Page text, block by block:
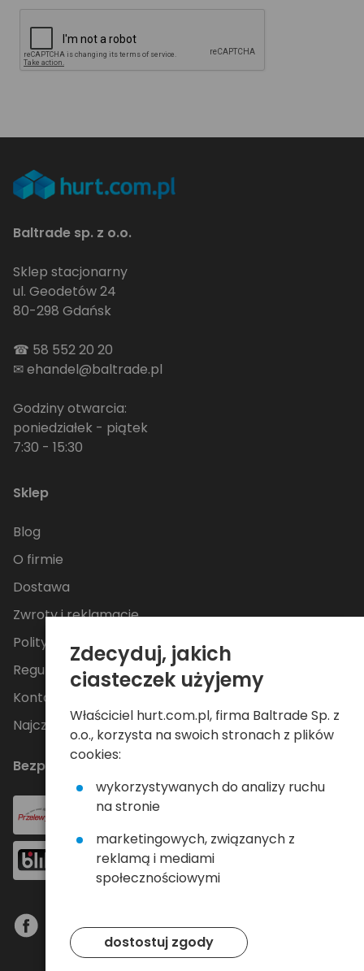
Baltrade sp. z o.o.
Sklep stacjonarny
ul. Geodetów 24
80-298 Gdańsk
☎ 58 552 20 20
✉ehandel@baltrade.pl
Godziny otwarcia:
poniedziałek - piątek
7:30 - 15:30
Sklep
Blog
O firmie
Dostawa
Zwroty i reklamacje
Polityka Prywatności
Regulamin
Kontakt
Najczęściej zadawane pytania
Bezpieczne płatności
Zdecyduj, jakich
ciasteczek użyjemy
Właściciel hurt.com.pl, firma Baltrade Sp. z
o.o., korzysta na swoich stronach z plików
cookies:
wykorzystywanych do analizy ruchu
na stronie
marketingowych, związanych z
reklamą i mediami
społecznościowymi
dostostuj zgody